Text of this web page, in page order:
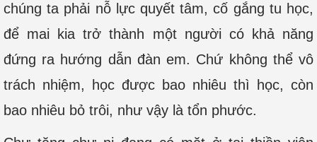
chúng ta phải nỗ lực quyết tâm, cố gắng tu học,
để mai kia trở thành một người có khả năng
đứng ra hướng dẫn đàn em. Chứ không thể vô
trách nhiệm, học được bao nhiêu thì học, còn
bao nhiêu bỏ trôi, như vậy là tổn phước.